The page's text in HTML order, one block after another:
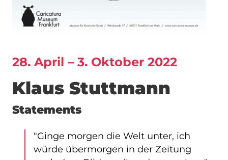
28. April – 3. Oktober 2022
Klaus Stuttmann
Statements
"Ginge morgen die Welt unter, ich
würde übermorgen in der Zeitung